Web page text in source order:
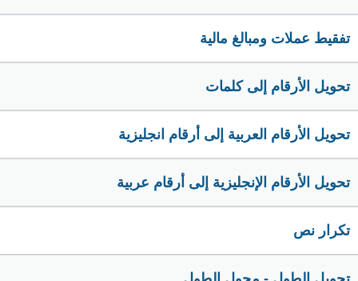
تفقيط عملات ومبالغ مالية
تحويل الأرقام إلى كلمات
تحويل الأرقام العربية إلى أرقام انجليزية
تحويل الأرقام الإنجليزية إلى أرقام عربية
تكرار نص